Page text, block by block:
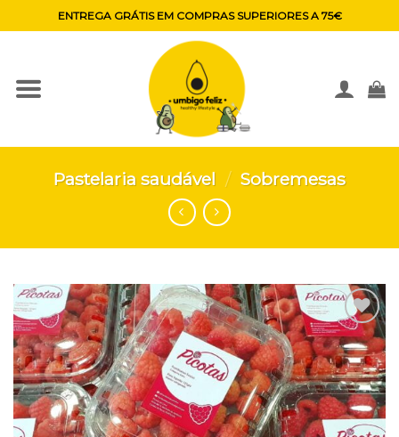
to
ENTREGA GRÁTIS EM COMPRAS SUPERIORES A 75€
Pastelaria saudável / Sobremesas
Adicionar
aos
favoritos